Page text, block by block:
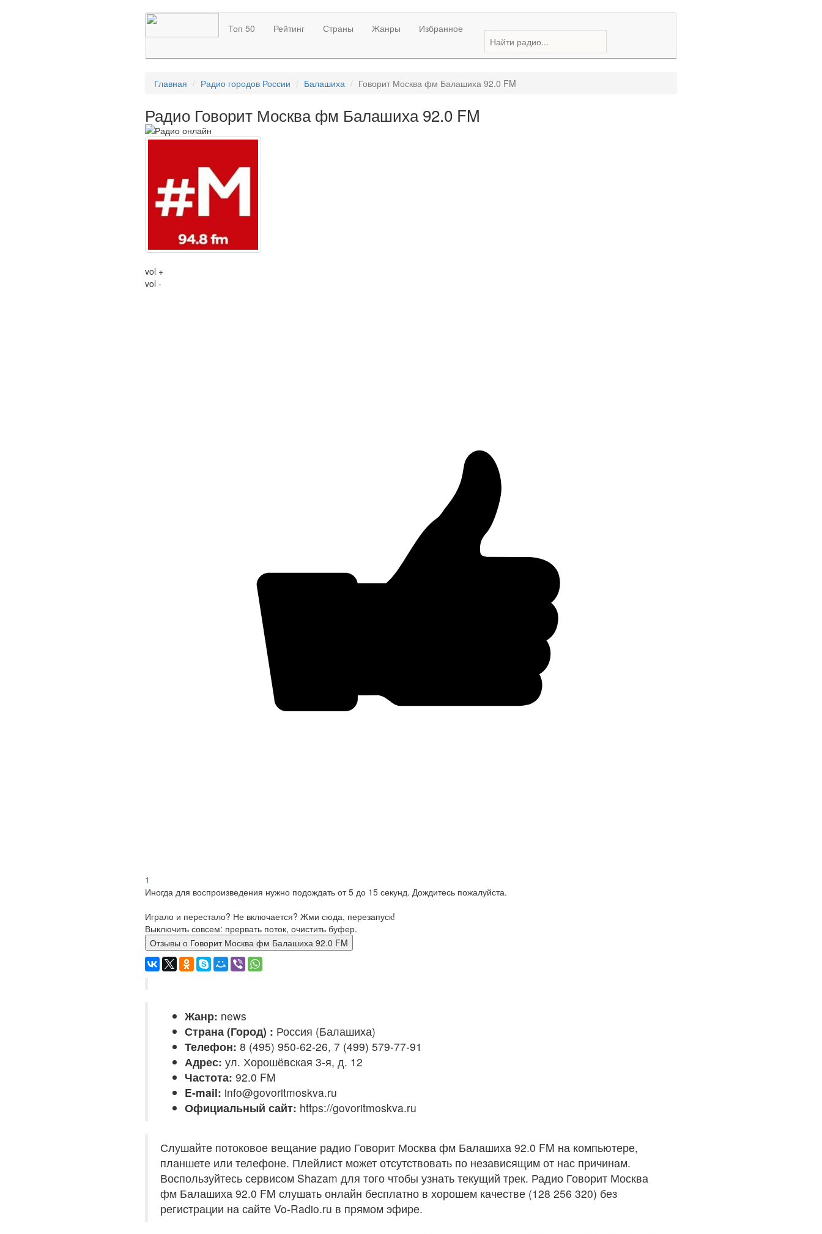
Топ 50 Рейтинг Страны Жанры Избранное
Главная Радио городов России Балашиха Говорит Москва фм Балашиха 92.0 FM
Радио Говорит Москва фм Балашиха 92.0 FM
vol +
vol -
1
Иногда для воспроизведения нужно подождать от 5 до 15 секунд. Дождитесь пожалуйста.
Играло и перестало? Не включается? Жми сюда, перезапуск!
Выключить совсем: прервать поток, очистить буфер.
Отзывы о Говорит Москва фм Балашиха 92.0 FM
Жанр: news
Страна (Город) : Россия (Балашиха)
Телефон: 8 (495) 950-62-26, 7 (499) 579-77-91
Адрес: ул. Хорошёвская 3-я, д. 12
Частота: 92.0 FM
E-mail: info@govoritmoskva.ru
Официальный сайт: https://govoritmoskva.ru
Слушайте потоковое вещание радио Говорит Москва фм Балашиха 92.0 FM на компьютере,
планшете или телефоне. Плейлист может отсутствовать по независящим от нас причинам.
Воспользуйтесь сервисом Shazam для того чтобы узнать текущий трек. Радио Говорит Москва
фм Балашиха 92.0 FM слушать онлайн бесплатно в хорошем качестве (128 256 320) без
регистрации на сайте Vo-Radio.ru в прямом эфире.